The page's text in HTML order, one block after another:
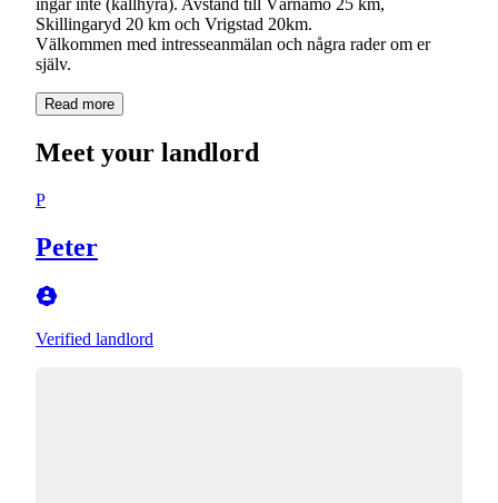
Skillingaryd 20 km och Vrigstad 20km.
Välkommen med intresseanmälan och några rader om er
själv.
Read more
Meet your landlord
P
Peter
Verified landlord